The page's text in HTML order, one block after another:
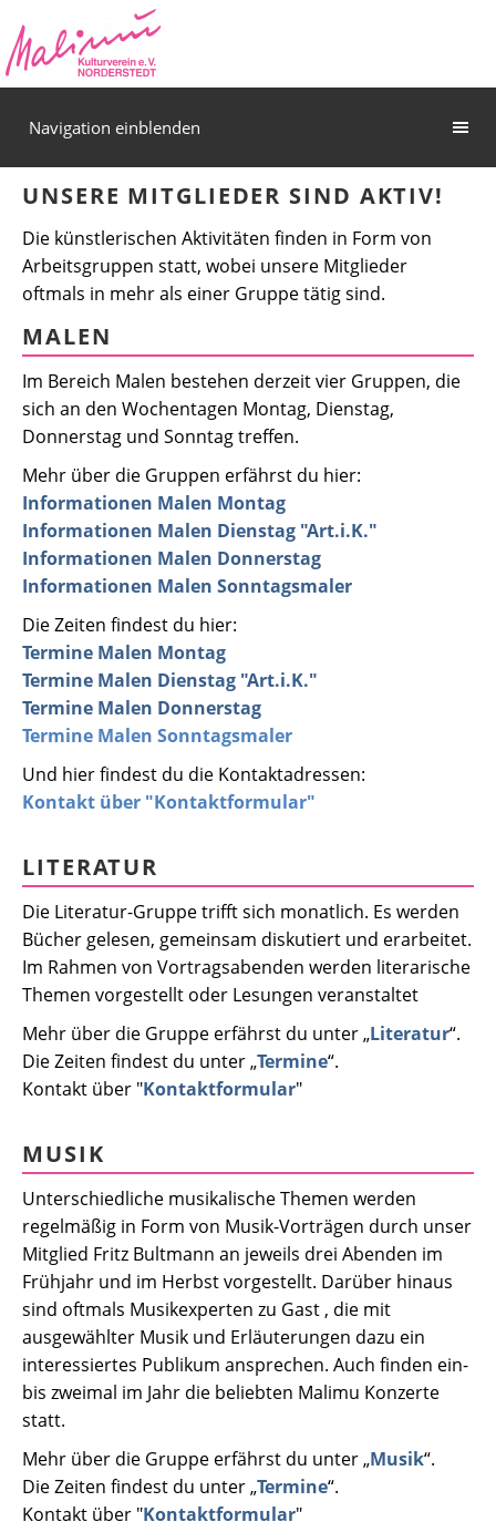
Navigation einblenden
UNSERE MITGLIEDER SIND AKTIV!
Die künstlerischen Aktivitäten finden in Form von
Arbeitsgruppen statt, wobei unsere Mitglieder
oftmals in mehr als einer Gruppe tätig sind.
MALEN
Im Bereich Malen bestehen derzeit vier Gruppen, die
sich an den Wochentagen Montag, Dienstag,
Donnerstag und Sonntag treffen.
Mehr über die Gruppen erfährst du hier:
Informationen Malen Montag
Informationen Malen Dienstag "Art.i.K."
Informationen Malen Donnerstag
Informationen Malen Sonntagsmaler
Die Zeiten findest du hier:
Termine Malen Montag
Termine Malen Dienstag "Art.i.K."
Termine Malen Donnerstag
Termine Malen Sonntagsmaler
Und hier findest du die Kontaktadressen:
Kontakt über "Kontaktformular"
LITERATUR
Die Literatur-Gruppe trifft sich monatlich. Es werden
Bücher gelesen, gemeinsam diskutiert und erarbeitet.
Im Rahmen von Vortragsabenden werden literarische
Themen vorgestellt oder Lesungen veranstaltet
Mehr über die Gruppe erfährst du unter „Literatur“.
Die Zeiten findest du unter „Termine“.
Kontakt über "Kontaktformular"
MUSIK
Unterschiedliche musikalische Themen werden
regelmäßig in Form von Musik-Vorträgen durch unser
Mitglied Fritz Bultmann an jeweils drei Abenden im
Frühjahr und im Herbst vorgestellt. Darüber hinaus
sind oftmals Musikexperten zu Gast , die mit
ausgewählter Musik und Erläuterungen dazu ein
interessiertes Publikum ansprechen. Auch finden ein-
bis zweimal im Jahr die beliebten Malimu Konzerte
statt.
Mehr über die Gruppe erfährst du unter „Musik“.
Die Zeiten findest du unter „Termine“.
Kontakt über "Kontaktformular"